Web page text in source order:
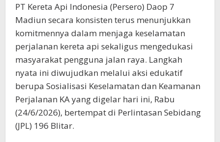
PT Kereta Api Indonesia (Persero) Daop 7
Madiun secara konsisten terus menunjukkan
komitmennya dalam menjaga keselamatan
perjalanan kereta api sekaligus mengedukasi
masyarakat pengguna jalan raya. Langkah
nyata ini diwujudkan melalui aksi edukatif
berupa Sosialisasi Keselamatan dan Keamanan
Perjalanan KA yang digelar hari ini, Rabu
(24/6/2026), bertempat di Perlintasan Sebidang
(JPL) 196 Blitar.